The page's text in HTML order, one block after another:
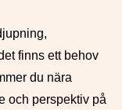
finns ett behov
du nära
och perspektiv på